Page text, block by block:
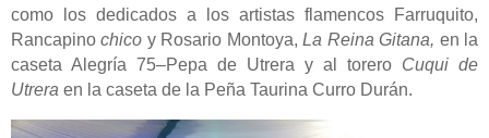
como los dedicados a los artistas flamencos Farruquito,
Rancapinochico y Rosario Montoya,La Reina Gitana, en la
caseta Alegría 75–Pepa de Utrera y al torero Cuqui de
Utrera en la caseta de la Peña Taurina Curro Durán.